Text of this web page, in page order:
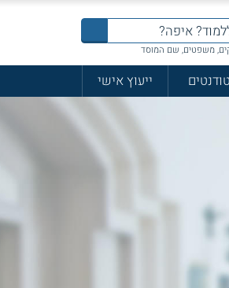
משפטים, שם המוסד
ייעוץ אישי